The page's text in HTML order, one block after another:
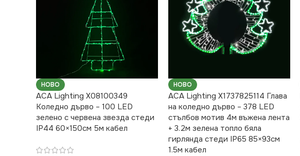
НОВО
ACA Lighting X08100349
Коледно дърво – 100 LED
зелено с червена звезда стеди
IP44 60×150см 5м кабел
НОВО
ACA Lighting X1737825114 Глава
на коледно дърво – 378 LED
стълбов мотив 4м въжена лента
+ 3.2м зелена топло бяла
гирлянда стеди IP65 85×93см
1.5м кабел